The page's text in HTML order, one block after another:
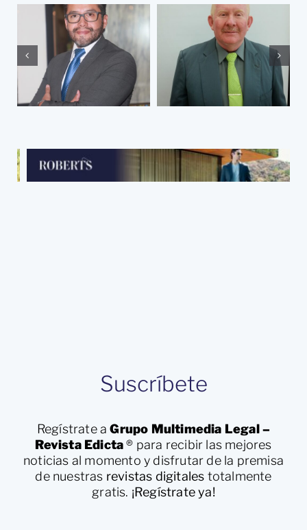
régimen
antilavado
maduro: las
reformas de
2026 a las
Reglas de
de la LFPIORPI
¿Por qué soy
abogado?
Suscríbete
Regístrate aGrupo Multimedia Legal –
Revista Edicta® para recibir las mejores
noticias al momento y disfrutar de la premisa
de nuestras revistas digitales totalmente
gratis. ¡Regístrate ya!